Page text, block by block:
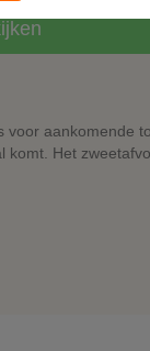
voor aankomende
komt. Het